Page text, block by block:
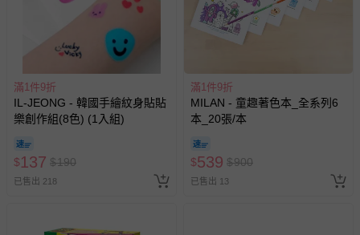
並非試用期，您所退回的商品必須是未經使用的全新狀態，
包含完整包裝、配件、說明文件及贈品等。
瑕疵退換貨所產生的運費，將由媽咪愛負責處理，若非瑕疵
退貨，您可至『查詢訂單』>『已出貨』中查詢該筆訂單，
並點選『我要退貨』即可進行申請。若有相關退貨問題，請
LINE@客服ID: @mamilove
與服務，謝謝。
回。
滿1件9折
IL-JEONG - 韓國手繪紋身貼貼
樂創作組(8色) (1入組)
$137 $190
已售出 218
滿1件9折
MILAN - 童趣著色本_全系列6
本_20張/本
$539 $900
已售出 13